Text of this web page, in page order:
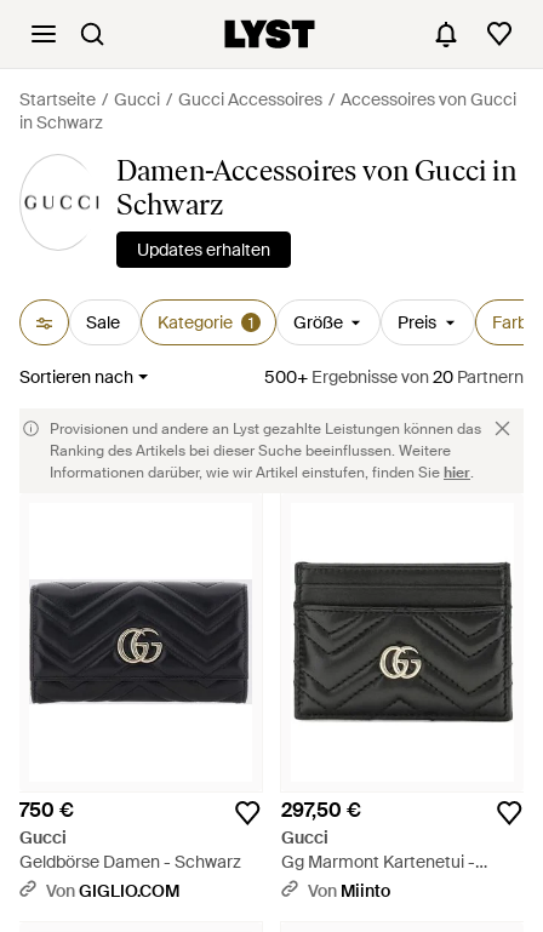
Startseite Gucci Gucci Accessoires
Accessoires von Gucci
in Schwarz
Damen-Accessoires von Gucci in
Schwarz
Updates erhalten
Sale Kategorie 1 Größe Preis Farbe
Sortieren nach 500+ Ergebnissevon20 Partnern
Provisionen und andere an Lyst gezahlte Leistungen können das
Ranking des Artikels bei dieser Suche beeinflussen. Weitere
Informationen darüber, wie wir Artikel einstufen, finden Siehier.
750 €
Gucci
Geldbörse Damen - Schwarz
VonGIGLIO.COM
297,50 €
Gucci
Gg Marmont Kartenetui -
Schwarz
Von Miinto